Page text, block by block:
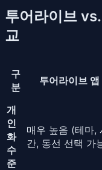
투어라이브
교
구
분
투어라이브 앱
개
인
화
수
준
매우 높음 (테마,
간, 동선 선택 가